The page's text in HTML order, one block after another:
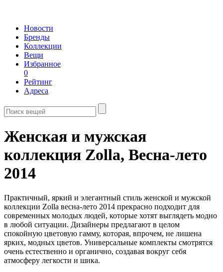
Новости
Бренды
Коллекции
Вещи
Избранное
0
Рейтинг
Адреса
Женская и мужская
коллекция Zolla, Весна-лето
2014
Практичный, яркий и элегантный стиль женской и мужской
коллекции Zolla весна-лето 2014 прекрасно подходит для
современных молодых людей, которые хотят выглядеть модно
в любой ситуации. Дизайнеры предлагают в целом
спокойную цветовую гамму, которая, впрочем, не лишена
ярких, модных цветов. Универсальные комплекты смотрятся
очень естественно и органично, создавая вокруг себя
атмосферу легкости и шика.